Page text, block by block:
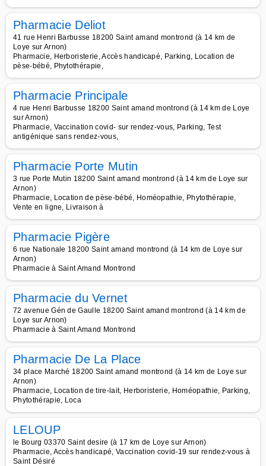
Pharmacie Deliot
41 rue Henri Barbusse 18200 Saint amand montrond (à 14 km de
Loye sur Arnon)
Pharmacie, Herboristerie, Accès handicapé, Parking, Location de
pèse-bébé, Phytothérapie,
Pharmacie Principale
4 rue Henri Barbusse 18200 Saint amand montrond (à 14 km de Loye
sur Arnon)
Pharmacie, Vaccination covid- sur rendez-vous, Parking, Test
antigénique sans rendez-vous,
Pharmacie Porte Mutin
3 rue Porte Mutin 18200 Saint amand montrond (à 14 km de Loye sur
Arnon)
Pharmacie, Location de pèse-bébé, Homéopathie, Phytothérapie,
Vente en ligne, Livraison à
Pharmacie Pigère
6 rue Nationale 18200 Saint amand montrond (à 14 km de Loye sur
Arnon)
Pharmacie à Saint Amand Montrond
Pharmacie du Vernet
72 avenue Gén de Gaulle 18200 Saint amand montrond (à 14 km de
Loye sur Arnon)
Pharmacie à Saint Amand Montrond
Pharmacie De La Place
34 place Marché 18200 Saint amand montrond (à 14 km de Loye sur
Arnon)
Pharmacie, Location de tire-lait, Herboristerie, Homéopathie, Parking,
Phytothérapie, Loca
LELOUP
le Bourg 03370 Saint desire (à 17 km de Loye sur Arnon)
Pharmacie, Accès handicapé, Vaccination covid-19 sur rendez-vous à
Saint Désiré